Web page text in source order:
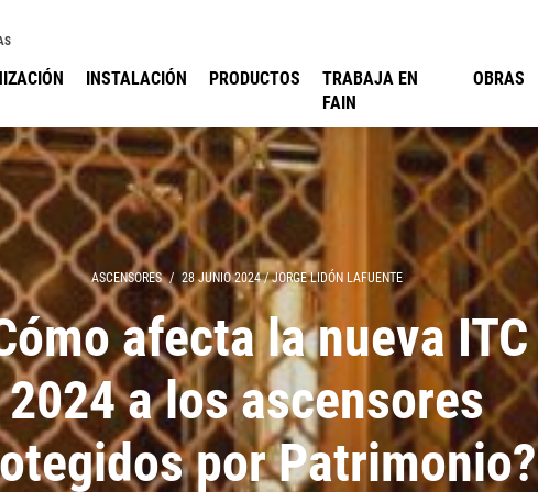
INSTALACIÓN PRODUCTOS
TRABAJA EN
FAIN
OBRAS
ASCENSORES / 28 JUNIO 2024 /JORGE LIDÓN LAFUENTE
afecta la nueva ITC
2024 a los ascensores
por Patrimonio?